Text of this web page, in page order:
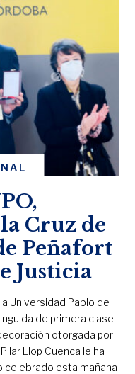
Cruz de
Peñafort
Justicia
Universidad Pablo de
de primera clase
otorgada por
Llop Cuenca le ha
celebrado esta mañana